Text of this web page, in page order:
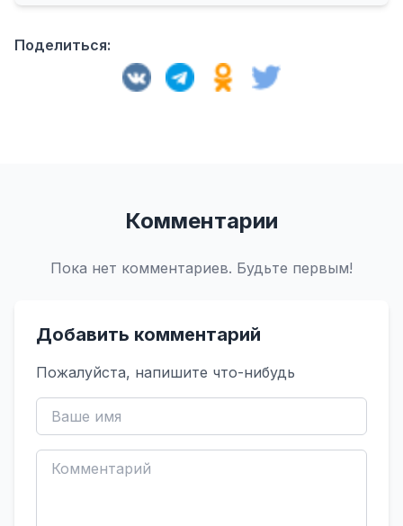
Поделиться:
Комментарии
Пока нет комментариев. Будьте первым!
Добавить комментарий
Пожалуйста, напишите что-нибудь